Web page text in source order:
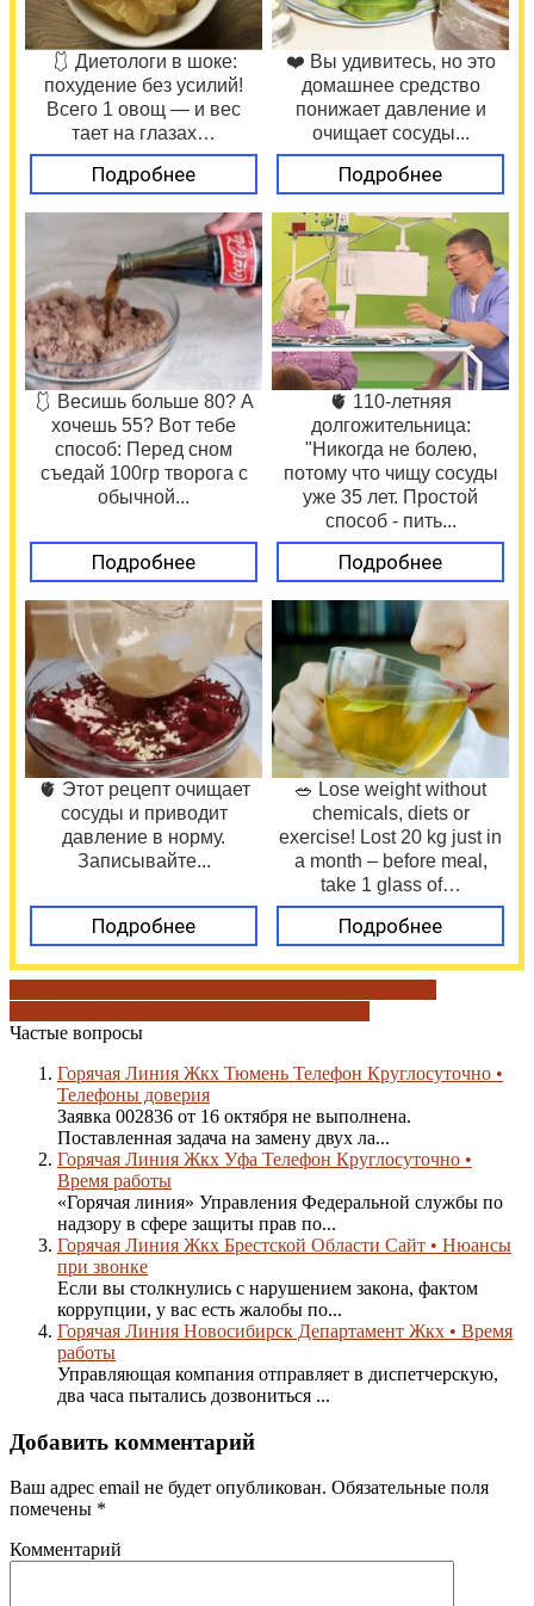
🩱 Диетологи в шоке:
похудение без усилий!
Всего 1 овощ — и вес
тает на глазах…
Подробнее
❤️ Вы удивитесь, но это
домашнее средство
понижает давление и
очищает сосуды...
Подробнее
🩱 Весишь больше 80? А
хочешь 55? Вот тебе
способ: Перед сном
съедай 100гр творога с
обычной...
Подробнее
🫀 110-летняя
долгожительница:
"Никогда не болею,
потому что чищу сосуды
уже 35 лет. Простой
способ - пить...
Подробнее
🫀 Этот рецепт очищает
сосуды и приводит
давление в норму.
Записывайте...
Подробнее
🥗 Lose weight without
chemicals, diets or
exercise! Lost 20 kg just in
a month – before meal,
take 1 glass of…
Подробнее
Частые вопросы
Горячая Линия Жкх Тюмень Телефон Круглосуточно •
Телефоны доверия
Заявка 002836 от 16 октября не выполнена.
Поставленная задача на замену двух ла...
Горячая Линия Жкх Уфа Телефон Круглосуточно •
Время работы
«Горячая линия» Управления Федеральной службы по
надзору в сфере защиты прав по...
Горячая Линия Жкх Брестской Области Сайт • Нюансы
при звонке
Если вы столкнулись с нарушением закона, фактом
коррупции, у вас есть жалобы по...
Горячая Линия Новосибирск Департамент Жкх • Время
работы
Управляющая компания отправляет в диспетчерскую,
два часа пытались дозвониться ...
Добавить комментарий
Ваш адрес email не будет опубликован. Обязательные поля
помечены *
Комментарий